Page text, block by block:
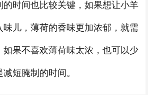
的时间也比较关键，如果想让小羊
味儿，薄荷的香味更加浓郁，就需
如果不喜欢薄荷味太浓，也可以少
短腌制的时间。